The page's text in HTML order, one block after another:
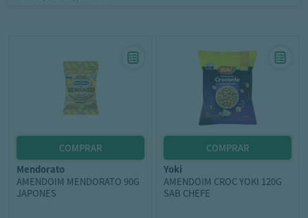
mendorato
AMENDOIM MENDORATO 90G
JAPONES
yoki
AMENDOIM CROC YOKI 120G
SAB CHEFE